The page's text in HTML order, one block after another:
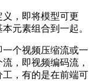
，即将模型可更
元素组合到一起。
个视频压缩流或一
，即视频编码流，
，有的是在前端可